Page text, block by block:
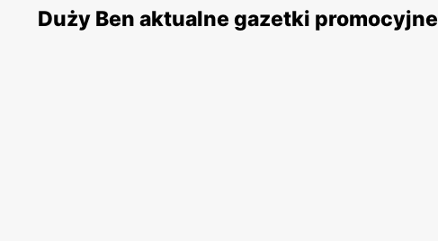
Duży Ben aktualne gazetki promocyjne